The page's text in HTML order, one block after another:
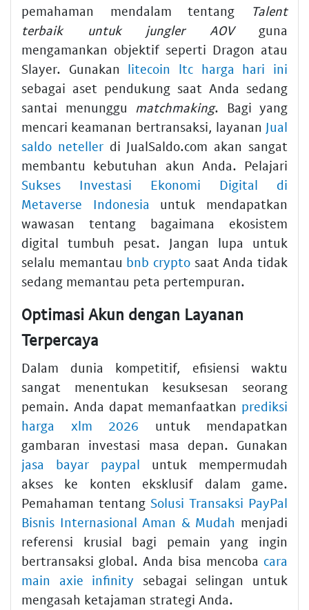
pemahaman mendalam tentang
Talent
terbaik untuk jungler AOVguna
mengamankan objektif seperti Dragon atau
Slayer. Gunakan litecoin ltc harga hari ini
sebagai aset pendukung saat Anda sedang
santai menunggu matchmaking. Bagi yang
mencari keamanan bertransaksi, layanan Jual
saldo netellerdi JualSaldo.com akan sangat
membantu kebutuhan akun Anda. Pelajari
Sukses Investasi Ekonomi Digital di
Metaverse Indonesia untuk mendapatkan
wawasan tentang bagaimana ekosistem
digital tumbuh pesat. Jangan lupa untuk
selalu memantau bnb crypto saat Anda tidak
sedang memantau peta pertempuran.
Optimasi Akun dengan Layanan
Terpercaya
Dalam dunia kompetitif, efisiensi waktu
sangat menentukan kesuksesan seorang
pemain. Anda dapat memanfaatkan prediksi
harga xlm 2026 untuk mendapatkan
gambaran investasi masa depan. Gunakan
jasa bayar paypal untuk mempermudah
akses ke konten eksklusif dalam game.
Pemahaman tentang Solusi Transaksi PayPal
Bisnis Internasional Aman & Mudah menjadi
referensi krusial bagi pemain yang ingin
bertransaksi global. Anda bisa mencoba cara
main axie infinity sebagai selingan untuk
mengasah ketajaman strategi Anda.